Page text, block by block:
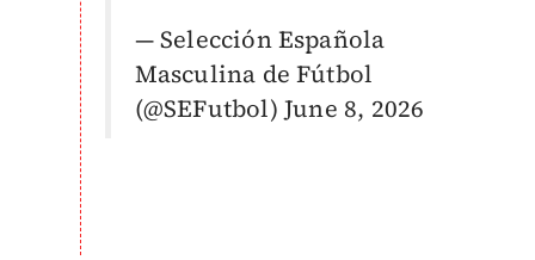
— Selección Española
Masculina de Fútbol
(@SEFutbol) June 8, 2026